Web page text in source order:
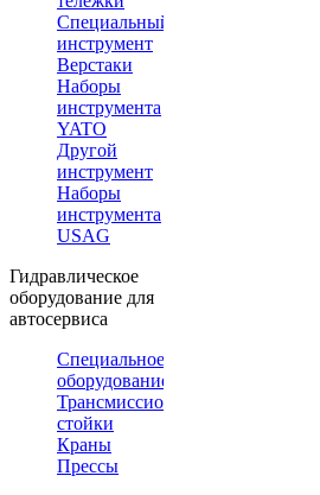
Специальный
инструмент
Верстаки
Наборы
инструмента
YATO
Другой
инструмент
Наборы
инструмента
USAG
Гидравлическое
оборудование для
автосервиса
Специальное
оборудование
Трансмиссионные
стойки
Краны
Прессы